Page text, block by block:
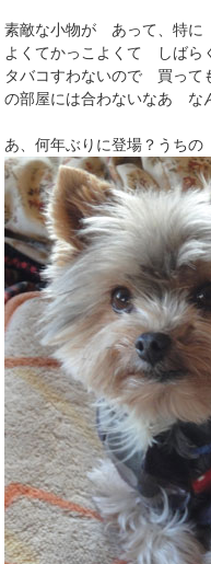
素敵な小物が あって、特
よくてかっこよくて しばら
タバコすわないので 買って
の部屋には合わないなあ な
あ、何年ぶりに登場？うち